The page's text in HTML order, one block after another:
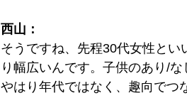
西山：
そうですね、先程30代女性と
り幅広いんです。子供のあり/
やはり年代ではなく、趣向でつ